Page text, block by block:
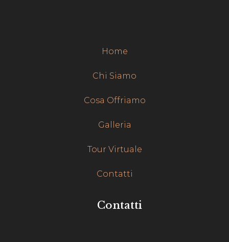
Home
Chi Siamo
Cosa Offriamo
Galleria
Tour Virtuale
Contatti
Contatti